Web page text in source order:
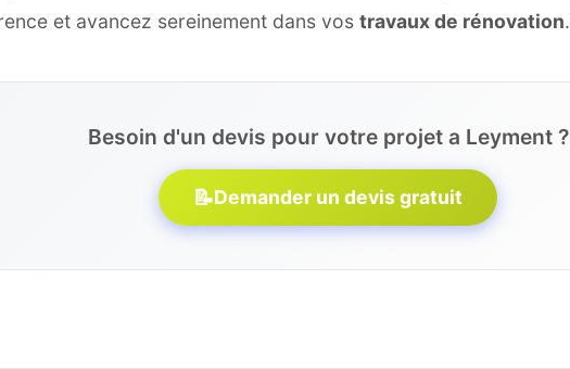
et avancez sereinement dans vos travaux de rénovation.
Besoin d'un devis pour votre projet a Leyment ?
📝Demander un devis gratuit